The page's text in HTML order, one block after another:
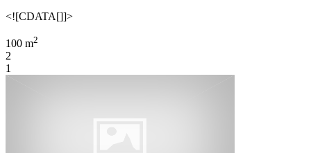
<![CDATA[]]>
100 m2
2
1